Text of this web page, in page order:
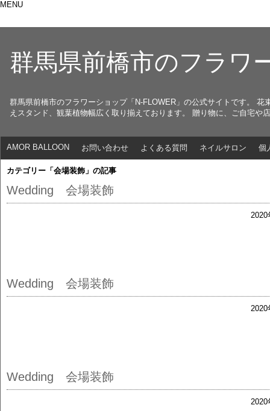
MENU
群馬県前橋市のフラワ
群馬県前橋市のフラワーショップ「N-FLOWER」の公式サイトです。
えスタンド、観葉植物幅広く取り揃えております。 贈り物に、ご自宅や
AMOR BALLOON お問い合わせ よくある質問 ネイルサロン 個
カテゴリー「会場装飾」の記事
Wedding 会場装飾
Wedding 会場装飾
Wedding 会場装飾